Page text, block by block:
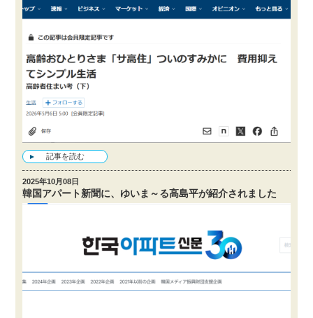
記事を読む
2025年10月08日
韓国アパート新聞に、ゆいま～る高島平が紹介されました